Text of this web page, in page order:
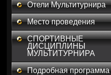
Отели Мультитурнира
Место проведения
СПОРТИВНЫЕ
ДИСЦИПЛИНЫ
МУЛЬТИТУРНИРА
Подробная программа